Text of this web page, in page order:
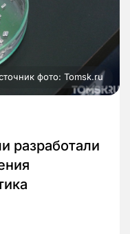
фото: Tomsk.ru
разработали